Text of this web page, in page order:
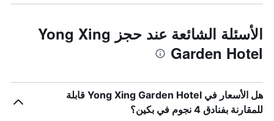
الأسئلة الشائعة عند حجز Yong Xing
Garden Hotel
هل الأسعار في Yong Xing Garden Hotel قابلة
للمقارنة بفنادق 4 نجوم في بكين؟